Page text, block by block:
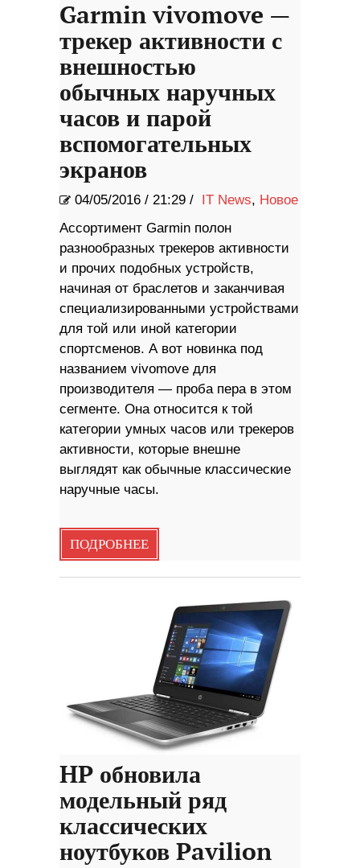
Garmin vivomove —
трекер активности с
внешностью
обычных наручных
часов и парой
вспомогательных
экранов
04/05/2016 / 21:29 / IT News, Новое
Ассортимент Garmin полон
разнообразных трекеров активности
и прочих подобных устройств,
начиная от браслетов и заканчивая
специализированными устройствами
для той или иной категории
спортсменов. А вот новинка под
названием vivomove для
производителя — проба пера в этом
сегменте. Она относится к той
категории умных часов или трекеров
активности, которые внешне
выглядят как обычные классические
наручные часы.
ПОДРОБНЕЕ
HP обновила
модельный ряд
классических
ноутбуков Pavilion